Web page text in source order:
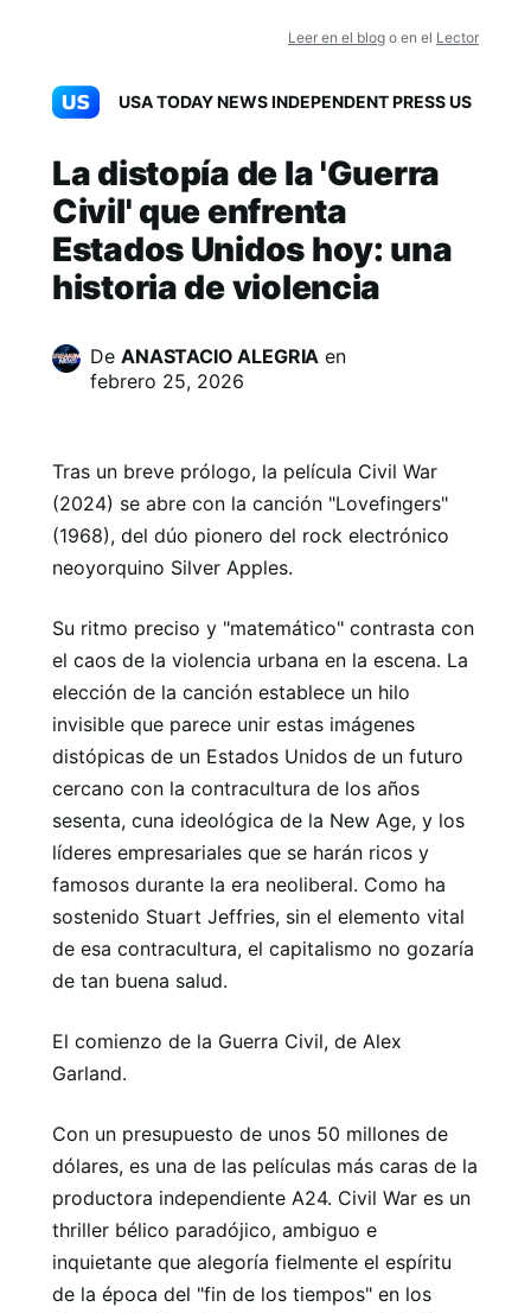
Leer en el blog o en el Lector
USA TODAY NEWS INDEPENDENT PRESS US
La distopía de la 'Guerra
Civil' que enfrenta
Estados Unidos hoy: una
historia de violencia
De ANASTACIO ALEGRIA en
febrero 25, 2026
Tras un breve prólogo, la película Civil War
(2024) se abre con la canción "Lovefingers"
(1968), del dúo pionero del rock electrónico
neoyorquino Silver Apples.
Su ritmo preciso y "matemático" contrasta con
el caos de la violencia urbana en la escena. La
elección de la canción establece un hilo
invisible que parece unir estas imágenes
distópicas de un Estados Unidos de un futuro
cercano con la contracultura de los años
sesenta, cuna ideológica de la New Age, y los
líderes empresariales que se harán ricos y
famosos durante la era neoliberal. Como ha
sostenido Stuart Jeffries, sin el elemento vital
de esa contracultura, el capitalismo no gozaría
de tan buena salud.
El comienzo de la Guerra Civil, de Alex
Garland.
Con un presupuesto de unos 50 millones de
dólares, es una de las películas más caras de la
productora independiente A24. Civil War es un
thriller bélico paradójico, ambiguo e
inquietante que alegoría fielmente el espíritu
de la época del "fin de los tiempos" en los